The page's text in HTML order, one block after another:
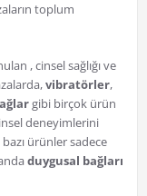
toplum
, cinsel sağlığı ve
vibratörler,
gibi birçok ürün
deneyimlerini
ürünler sadece
duygusal bağları